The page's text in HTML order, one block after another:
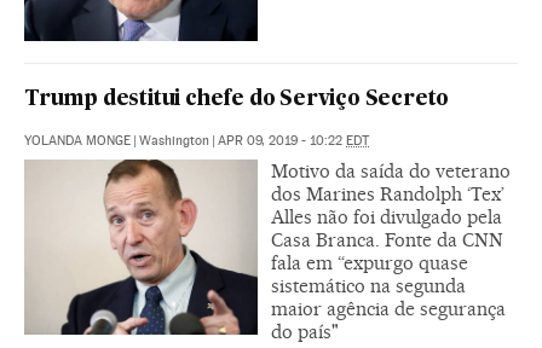
Trump destitui chefe do Serviço Secreto
YOLANDA MONGE | Washington | APR 09, 2019 - 10:22 EDT
Motivo da saída do veterano
dos Marines Randolph ‘Tex’
Alles não foi divulgado pela
Casa Branca. Fonte da CNN
fala em “expurgo quase
sistemático na segunda
maior agência de segurança
do país"